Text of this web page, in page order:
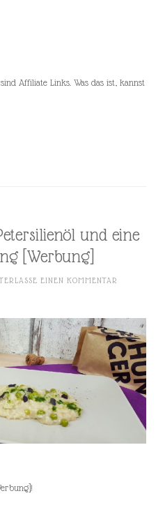
Affiliate Links. Was das ist, kannst
und eine
[Werbung]
EINEN KOMMENTAR